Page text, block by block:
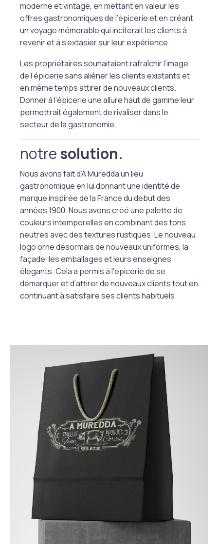
moderne et vintage, en mettant en valeur les
offres gastronomiques de l’épicerie et en créant
un voyage mémorable qui inciterait les clients à
revenir et à s’extasier sur leur expérience.
Les propriétaires souhaitaient rafraîchir l’image
de l’épicerie sans aliéner les clients existants et
en même temps attirer de nouveaux clients.
Donner à l’épicerie une allure haut de gamme leur
permettrait également de rivaliser dans le
secteur de la gastronomie.
notresolution.
Nous avons fait d’A Muredda un lieu
gastronomique en lui donnant une identité de
marque inspirée de la France du début des
années 1900. Nous avons créé une palette de
couleurs intemporelles en combinant des tons
neutres avec des textures rustiques. Le nouveau
logo orne désormais de nouveaux uniformes, la
façade, les emballages et leurs enseignes
élégants. Cela a permis à l’épicerie de se
démarquer et d’attirer de nouveaux clients tout en
continuant à satisfaire ses clients habituels.